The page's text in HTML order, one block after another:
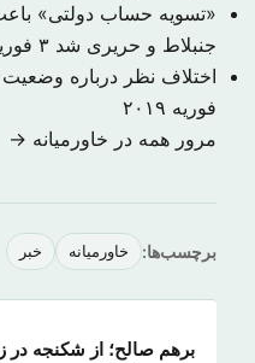
«تسویه حساب دولتی»
جنبلاط و حریری شد ۳ فوریه ۲۰۱۹
اختلاف نظر درباره
فوریه ۲۰۱۹
مرور همه در خاورمیانه →
برچسب‌ها: خاورمیانه خبر
برهم صالح؛ از شکنجه در